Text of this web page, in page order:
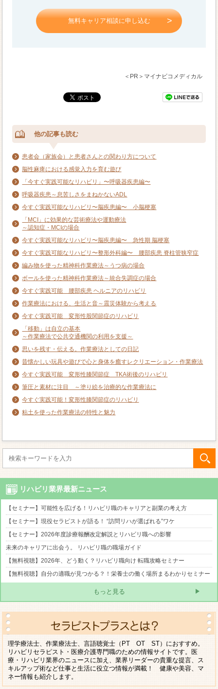
無料キャリア相談に申し込む
＜PR＞マイナビコメディカル
他の記事も読む
患者会（家族会）と患者さんとの関わり方について
脳性麻痺における感覚入力を育む遊び
「今すぐ実践可能なリハビリ」〜呼吸器疾患編〜
呼吸器疾患～息苦しさをまねかないADL
今すぐ実践可能なリハビリ〜脳疾患編〜 小脳梗塞
「MCI」に効果的な芸術療法や運動療法
～認知症・MCIの場合
今すぐ実践可能なリハビリ〜脳疾患編〜 急性期 脳梗塞
今すぐ実践可能なリハビリ〜整形外科編〜 腰部疾患 脊柱管狭窄症
編み物を使った精神科作業療法～うつ病の場合
ボールを使った精神科作業療法～統合失調症の場合
今すぐ実践可能 腰部疾患 ヘルニアのリハビリ
作業療法における、生活と音～震災体験から考える
今すぐ実践可能 変形性股関節症のリハビリ
「移動」は自立の基本
～作業療法で公共交通機関の利用を支援～
思いを残す・伝える。作業療法としての日記
昔懐かしい玩具や遊びで心と身体を癒すレクリエーション・作業療法
今すぐ実践可能 変形性膝関節症 TKA術後のリハビリ
筆圧と素材に注目 ～塗り絵を治療的な作業療法に
今すぐ実践可能！変形性膝関節症のリハビリ
粘土を使った作業療法の特性と魅力
リハビリ業界最新ニュース
【セミナー】可能性を広げる！リハビリ職のキャリアと副業の考え方
【セミナー】現役セラピストが語る！ “訪問リハが選ばれる”ワケ
【セミナー】2026年度診療報酬改定解説とリハビリ職への影響
未来のキャリアに出会う。 リハビリ職の職場ガイド
【無料視聴】2026年、どう動く？リハビリ職向け 転職攻略セミナー
【無料視聴】自分の適職が見つかる？！栄養士の働く場所まるわかりセミナー
もっと見る
理学療法士、作業療法士、言語聴覚士（PT OT ST）におすすめ。
リハビリセラピスト・医療介護専門職のための情報サイトです。医
療・リハビリ業界のニュースに加え、業界リーダーの貴重な提言、ス
キルアップ術など仕事と生活に役立つ情報が満載！ 健康や美容、マ
ネー情報も紹介します。